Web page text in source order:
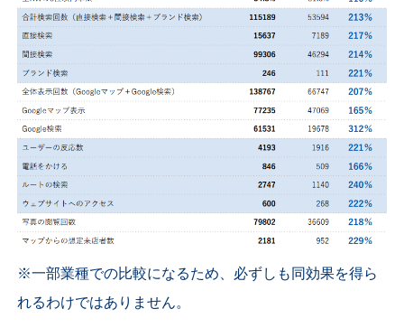
※一部業種での比較になるため、必ずしも同効果を得ら
れるわけではありません。